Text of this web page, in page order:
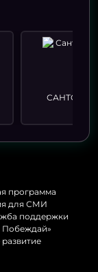
САНТОС
программа
для СМИ
поддержки